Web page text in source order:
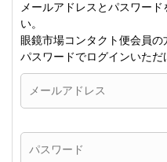
メールアドレスとパスワー
い。
眼鏡市場コンタクト便会員の
パスワードでログインいただ